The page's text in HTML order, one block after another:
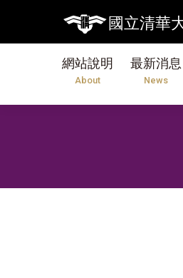
國立清華
網站說明
About
最新消息
News